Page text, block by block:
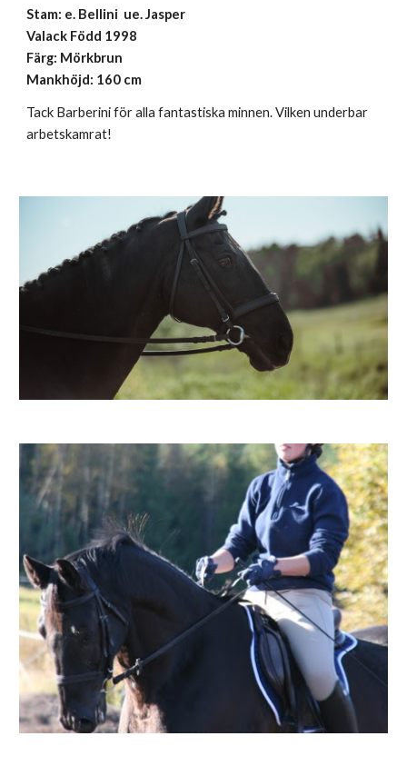
Stam: e. Bellini ue. Jasper
Valack Född 1998
Färg: Mörkbrun
Mankhöjd: 160 cm
Tack Barberini för alla fantastiska minnen. Vilken underbar
arbetskamrat!